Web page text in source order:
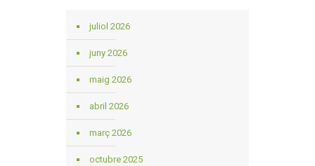
juliol 2026
juny 2026
maig 2026
abril 2026
març 2026
octubre 2025